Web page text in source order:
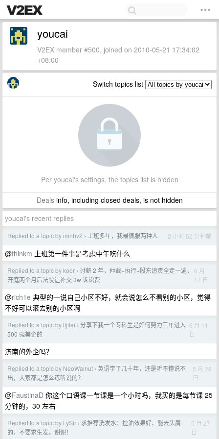
youcai
V2EX member #500, joined on 2010-05-21 17:34:02
+08:00
Switch topics list
Per youcai's settings, the topics list is hidden
Dealsinfo, including closed deals, is not hidden
youcai's recent replies
Replied to a topic by imnhv2 › 上班多年，我最佩服两种人 2 小时 52 分钟前
@thinkm 上班第一件事是考虑中午吃什么
Replied to a topic by koor › 讨薪 2 年，仲裁+执行+股东追责全走一遍，
开庭两个月后法院让补交 3w 诉讼费
6 月
17 日
@rich1e 典型的一说自己小区不好，就会说怎么不看别的小区，觉得
不好可以滚去别的小区啊
Replied to a topic by lijilei › 分享下我一个专科生是如何努力三年进入
500 强美企的
6 月 11
日
济南的外企吗？
Replied to a topic by NeoWalnut › 英语学了几十年，还是听不懂说不
出，大家都是怎么练听说的？
5 月 28
日
@FaustinaD 你这个口语课一节课是一个小时吗，我买的是每节课 25
分钟的，30 左右
Replied to a topic by LySir › 求推荐洗发水：控油效果好、能去头屑
的，不要求生发。谢谢！
5 月 27
日